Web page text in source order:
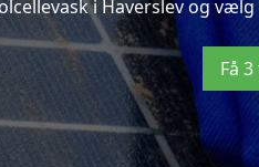
i Haverslev og
Få